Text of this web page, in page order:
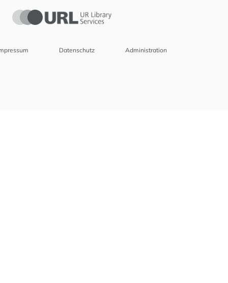
Datenschutz Administration